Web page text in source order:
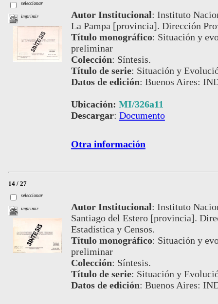
seleccionar
imprimir Autor Institucional: Instituto
La Pampa [provincia]. Dirección
Título monográfico: Situación y
preliminar
Colección: Síntesis.
Título de serie: Situación y
Datos de edición: Buenos Aires:
Ubicación: MI/326a11
Descargar: Documento
Otra información
14 / 27
seleccionar
imprimir Autor Institucional: Instituto
Santiago del Estero [provincia].
Estadística y Censos.
Título monográfico: Situación y
preliminar
Colección: Síntesis.
Título de serie: Situación y
Datos de edición: Buenos Aires: